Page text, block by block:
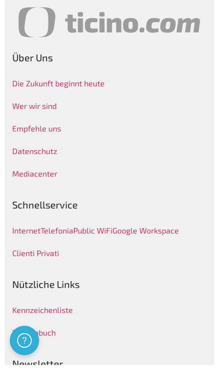
Über Uns
Die Zukunft beginnt heute
Wer wir sind
Empfehle uns
Datenschutz
Mediacenter
Schnellservice
InternetTelefoniaPublic WiFiGoogle Workspace
Clienti Privati
Nützliche Links
Kennzeichenliste
Telefonbuch
Newsletter